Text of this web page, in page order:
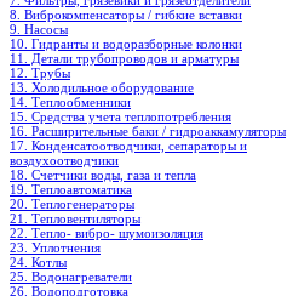
8. Виброкомпенсаторы / гибкие вставки
9. Насосы
10. Гидранты и водоразборные колонки
11. Детали трубопроводов и арматуры
12. Трубы
13. Холодильное oборудование
14. Теплообменники
15. Средства учета теплопотребления
16. Расширительные баки / гидроаккамуляторы
17. Конденсатоотводчики, сепараторы и
воздухоотводчики
18. Счетчики воды, газа и тепла
19. Теплоавтоматика
20. Теплогенераторы
21. Тепловентиляторы
22. Тепло- вибро- шумоизоляция
23. Уплотнения
24. Котлы
25. Водонагреватели
26. Водоподготовка